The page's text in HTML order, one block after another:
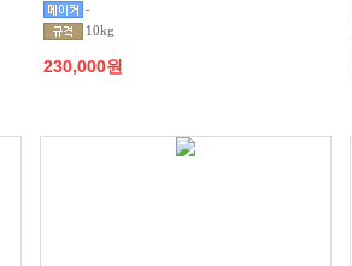
-
10kg
230,000원